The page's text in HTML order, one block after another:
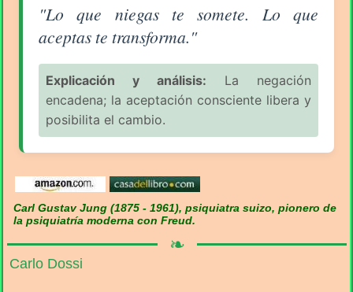
Aforismo sobre la Filosofía (pág. 2/16) - Carl Jung
"Lo que niegas te somete. Lo que
aceptas te transforma."
Explicación y análisis: La negación
encadena; la aceptación consciente libera y
posibilita el cambio.
Carl Gustav Jung (1875 - 1961), psiquiatra suizo, pionero de
la psiquiatría moderna con Freud.
❧
Carlo Dossi